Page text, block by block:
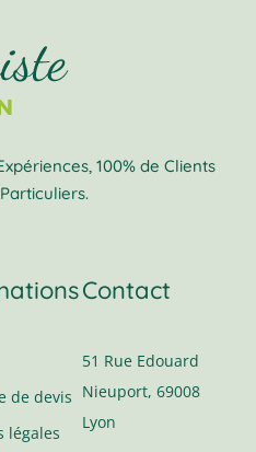
100% de Clients
de devis
légales
Contact
51 Rue Edouard
Nieuport, 69008
Lyon